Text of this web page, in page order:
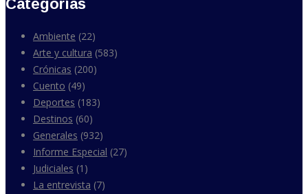
Categorías
Ambiente (22)
Arte y cultura (583)
Crónicas (200)
Cuento (49)
Deportes (183)
Destinos (60)
Generales (932)
Informe Especial (27)
Judiciales (1)
La entrevista (7)